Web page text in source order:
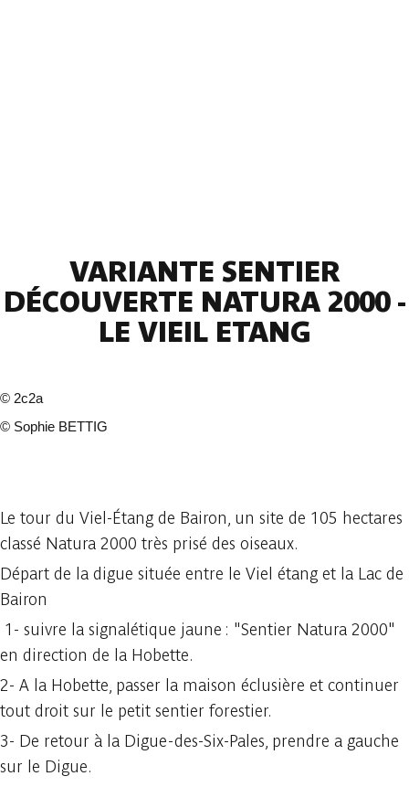
VARIANTE SENTIER
DÉCOUVERTE NATURA 2000 -
LE VIEIL ETANG
© 2c2a
© Sophie BETTIG
Le tour du Viel-Étang de Bairon, un site de 105 hectares
classé Natura 2000 très prisé des oiseaux.
Départ de la digue située entre le Viel étang et la Lac de
Bairon
1- suivre la signalétique jaune : "Sentier Natura 2000"
en direction de la Hobette.
2- A la Hobette, passer la maison éclusière et continuer
tout droit sur le petit sentier forestier.
3- De retour à la Digue-des-Six-Pales, prendre a gauche
sur le Digue.